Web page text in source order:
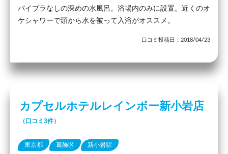
バイブラなしの深めの水風呂。浴場内のみに設置。近くのオ
ケシャワーで頭から水を被って入浴がオススメ。
口コミ投稿日：2018/04/23
カプセルホテルレインボー新小岩店
（口コミ3件）
東京都 葛飾区 新小岩駅